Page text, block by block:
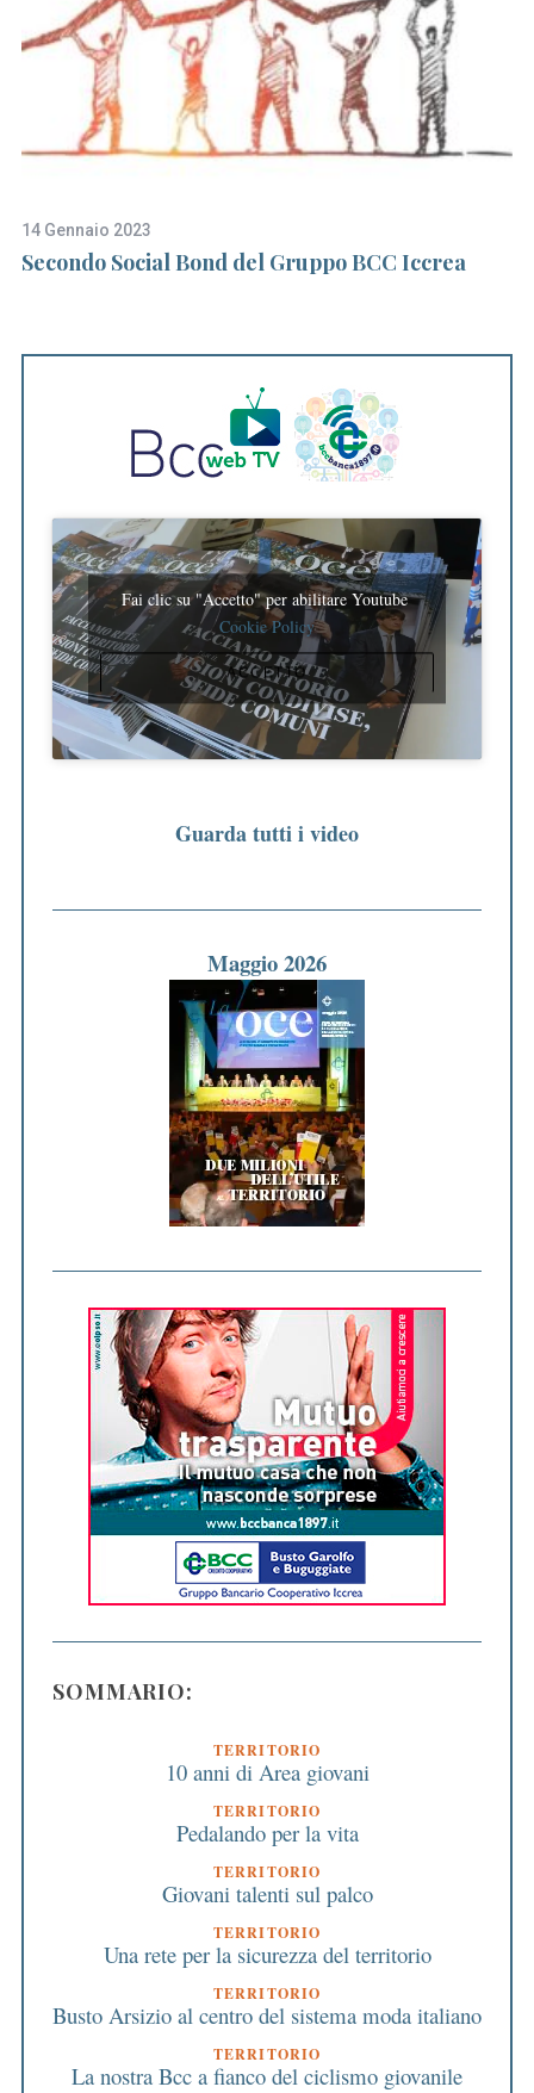
14 Gennaio 2023
Secondo Social Bond del Gruppo BCC Iccrea
Fai clic su "Accetto" per abilitare Youtube
Cookie Policy
ACCETTO
Guarda tutti i video
Maggio 2026
SOMMARIO:
TERRITORIO
10 anni di Area giovani
TERRITORIO
Pedalando per la vita
TERRITORIO
Giovani talenti sul palco
TERRITORIO
Una rete per la sicurezza del territorio
TERRITORIO
Busto Arsizio al centro del sistema moda italiano
TERRITORIO
La nostra Bcc a fianco del ciclismo giovanile